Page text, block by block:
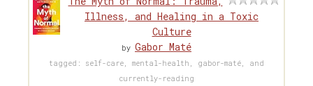
Illness, and Healing in a Toxic
Culture
by Gabor Maté
tagged: self-care, mental-health, gabor-maté, and
currently-reading